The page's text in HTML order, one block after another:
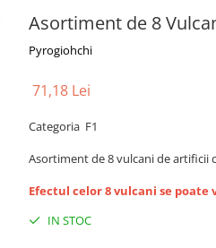
Asortiment de 8
Pyrogiohchi
71,18 Lei
Categoria F1
Asortiment de 8 vulcani de artificii
Efectul celor 8 vulcani se
IN STOC